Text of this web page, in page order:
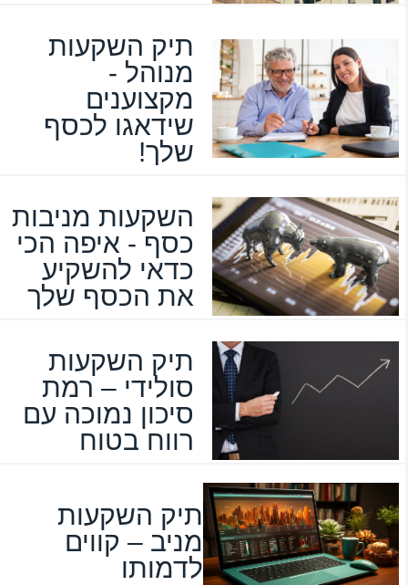
תיק השקעות
מנוהל -
מקצוענים
שידאגו לכסף
שלך!
השקעות מניבות
כסף - איפה הכי
כדאי להשקיע
את הכסף שלך
תיק השקעות
סולידי – רמת
סיכון נמוכה עם
רווח בטוח
תיק השקעות
מניב – קווים
לדמותו